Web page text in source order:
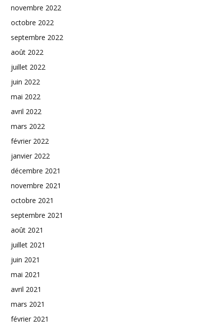
novembre 2022
octobre 2022
septembre 2022
août 2022
juillet 2022
juin 2022
mai 2022
avril 2022
mars 2022
février 2022
janvier 2022
décembre 2021
novembre 2021
octobre 2021
septembre 2021
août 2021
juillet 2021
juin 2021
mai 2021
avril 2021
mars 2021
février 2021